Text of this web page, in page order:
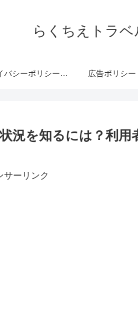
らくちえトラベ
プライバシーポリシー・免責事項 広告ポリシー
況を知るには？利用
サーリンク